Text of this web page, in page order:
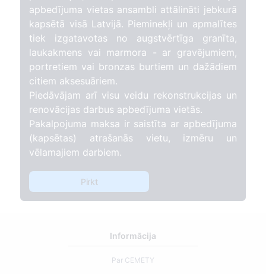
apbedījuma vietas ansambli attālināti jebkurā
kapsētā visā Latvijā. Pieminekļi un apmalītes
tiek izgatavotas no augstvērtīga granīta,
laukakmens vai marmora - ar gravējumiem,
portretiem vai bronzas burtiem un dažādiem
citiem aksesuāriem.
Piedāvājam arī visu veidu rekonstrukcijas un
renovācijas darbus apbedījuma vietās.
Pakalpojuma maksa ir saistīta ar apbedījuma
(kapsētas) atrašanās vietu, izmēru un
vēlamajiem darbiem.
Pirkt
Informācija
Par CEMETY